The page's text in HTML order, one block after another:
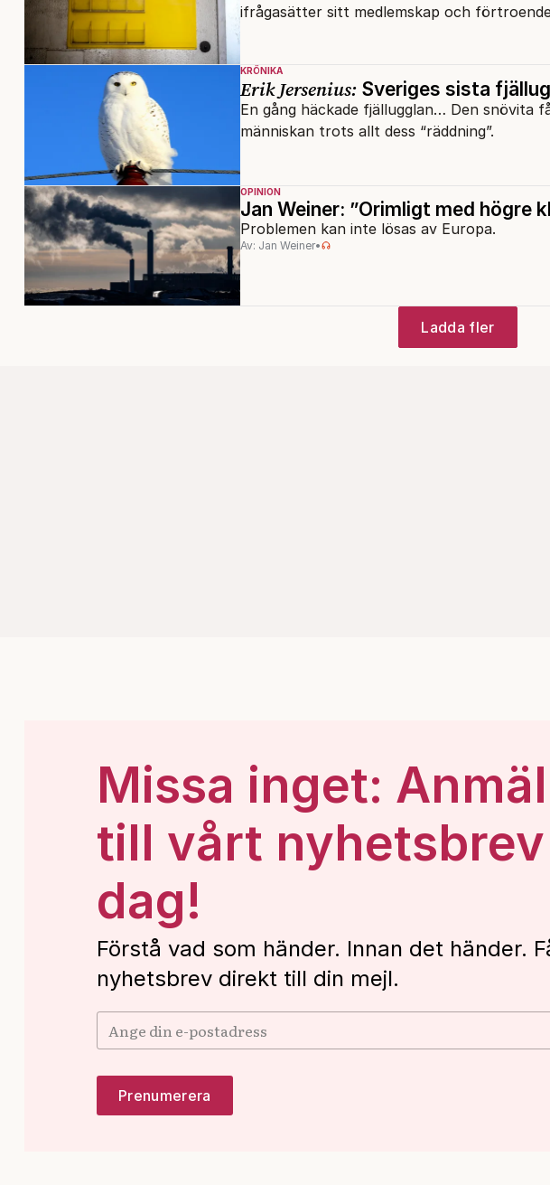
ifrågasätter sitt medlemskap och
KRÖNIKA
Erik Jersenius: Sveriges sista
En gång häckade fjällugglan… Den snövita
människan trots allt dess “räddning”.
OPINION
Jan Weiner: ”Orimligt med högre
Problemen kan inte lösas av Europa.
Av: Jan Weiner•
Ladda fler
Missa inget:
till vårt
dag!
Förstå vad som händer. Innan det händer.
nyhetsbrev direkt till din mejl.